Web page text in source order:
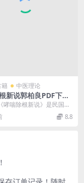
中医理论
新说郭柏良PDF下载,
治疗研究
哮喘除根新说》是民国时
中医哮喘防治专著，由医
作郭柏良...
8.8